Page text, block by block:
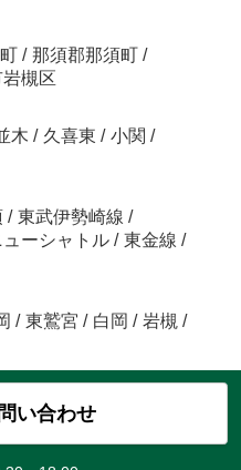
/ 那須郡那須町 /
槻区
木 / 久喜東 / 小関 /
/ 東武伊勢崎線 /
ーシャトル / 東金線 /
/ 東鷲宮 / 白岡 / 岩槻 /
い合わせ